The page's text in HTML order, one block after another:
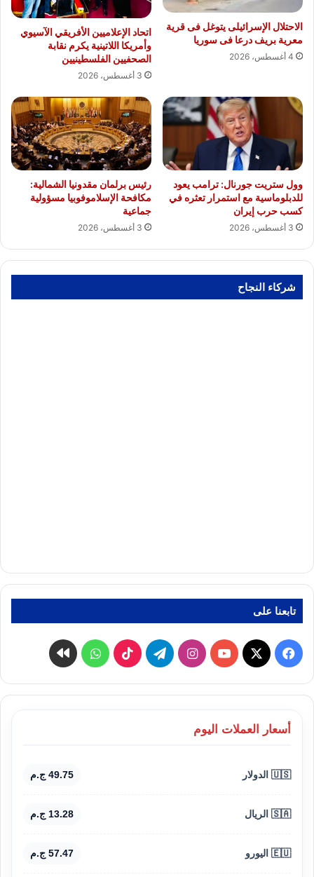
الاحتلال الإسرائيلى يتوغل فى قرية
معرية بريف درعا فى سوريا
4 أغسطس، 2026
اتحاد الإعلاميين الأفريقي الآسيوي
وأمريكا اللاتينية يكرم نقابة
الصحفيين الفلسطينيين
3 أغسطس، 2026
وول ستريت جورنال: ترامب يعود
للدبلوماسية مع استمرار تعثره في
كسب حرب إيران
3 أغسطس، 2026
رئيس برلمان مقدونيا الشمالية:
مكافحة الإسلاموفوبيا مسؤولية
جماعية
3 أغسطس، 2026
شركاء النجاح
تابعنا على
فيسبوك
‫X
‫YouTubeانستقرامتيلقرام ‫TikTokواتسابكواى
أسعار العملات اليوم
🇺🇸 الدولار 49.75 ج.م
🇸🇦 الريال 13.28 ج.م
🇪🇺 اليورو 57.47 ج.م